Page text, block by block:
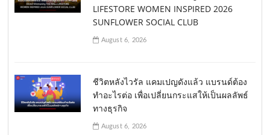
LIFESTORE WOMEN INSPIRED 2026
SUNFLOWER SOCIAL CLUB
August 6, 2026
ชีวิตหลังไวรัล แคมเปญดังแล้ว แบรนด์ต้อง
ทำอะไรต่อ เพื่อเปลี่ยนกระแสให้เป็นผลลัพธ์
ทางธุรกิจ
August 6, 2026